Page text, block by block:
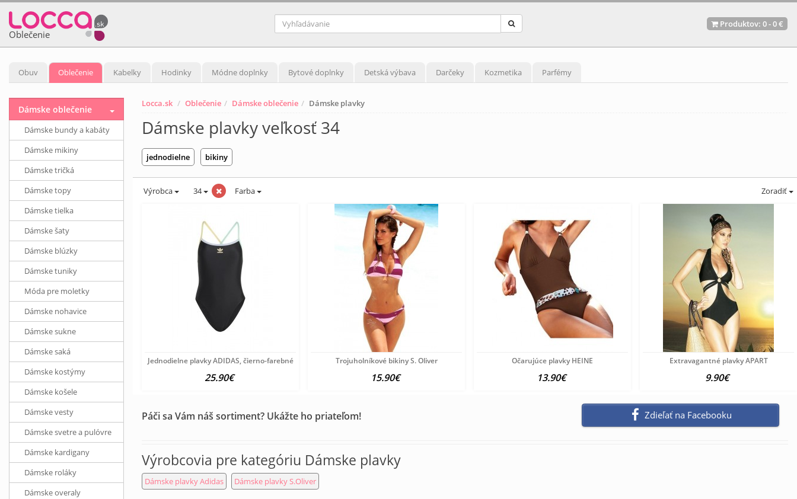
Oblečenie
Produktov: 0-0 €
Obuv Oblečenie Kabelky Hodinky Módne doplnky Bytové doplnky Detská výbava Darčeky Kozmetika Parfémy
Locca.sk Oblečenie Dámske oblečenie Dámske plavky
Dámske plavky veľkosť 34
jednodielne bikiny
Výrobca 34 Farba Zoradiť
Jednodielne plavky ADIDAS, čierno-farebné
25.90€
Trojuholníkové bikiny S. Oliver
15.90€
Očarujúce plavky HEINE
13.90€
Extravagantné plavky APART
9.90€
Páči sa Vám náš sortiment? Ukážte ho priateľom! Zdieľať na Facebooku
Výrobcovia pre kategóriu Dámske plavky
Dámske plavky Adidas Dámske plavky S.Oliver
Dámske oblečenie
Dámske bundy a kabáty
Dámske mikiny
Dámske tričká
Dámske topy
Dámske tielka
Dámske šaty
Dámske blúzky
Dámske tuniky
Móda pre moletky
Dámske nohavice
Dámske sukne
Dámske saká
Dámske kostýmy
Dámske košele
Dámske vesty
Dámske svetre a pulóvre
Dámske kardigany
Dámske roláky
Dámske overaly